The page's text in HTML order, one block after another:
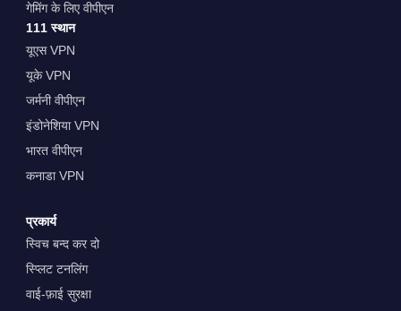
गेमिंग के लिए वीपीएन
111 स्थान
यूएस VPN
यूके VPN
जर्मनी वीपीएन
इंडोनेशिया VPN
भारत वीपीएन
कनाडा VPN
प्रकार्य
स्विच बन्द कर दो
स्प्लिट टनलिंग
वाई-फ़ाई सुरक्षा